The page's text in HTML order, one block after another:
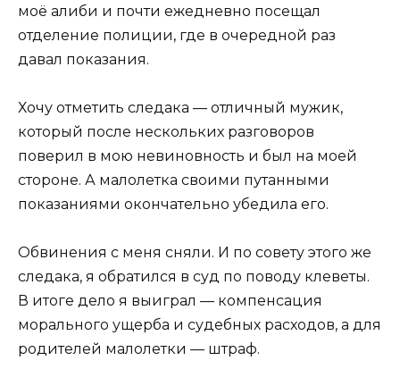
моё алиби и почти ежедневно посещал
отделение полиции, где в очередной раз
давал показания.
Хочу отметить следака — отличный мужик,
который после нескольких разговоров
поверил в мою невиновность и был на моей
стороне. А малолетка своими путанными
показаниями окончательно убедила его.
Обвинения с меня сняли. И по совету этого же
следака, я обратился в суд по поводу клеветы.
В итоге дело я выиграл — компенсация
морального ущерба и судебных расходов, а для
родителей малолетки — штраф.